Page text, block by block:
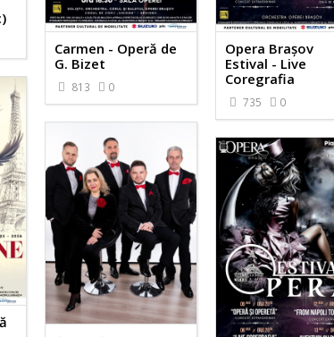
Carmen - Operă de
G. Bizet
813 0
Opera Brașov
Estival - Live
Coregrafia
735 0